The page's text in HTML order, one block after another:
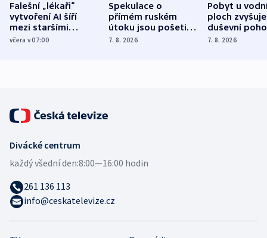
Falešní „lékaři“
vytvoření AI šíří
mezi staršími
Poláky nebezpečné
včera v 07:00
Spekulace o
přímém ruském
útoku jsou pošetilé,
míní estonský
7. 8. 2026
Pobyt u
ploch zvyšuje
duševní
ukázala
7. 8. 2026
Divácké centrum
každý všední den:8:00—16:00 hodin
261 136 113
info@ceskatelevize.cz